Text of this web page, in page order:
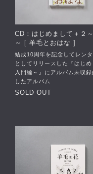
CD：はじめまして＋２
～ [ 羊毛とおはな ]
結成10周年を記念してレン
としてリリースした『はじ
入門編～』にアルバム未収
したアルバム
SOLD OUT